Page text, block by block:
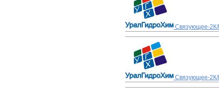
Связующее-2К/
Связующее-2К/